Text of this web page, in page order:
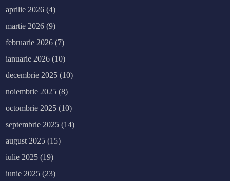
aprilie 2026 (4)
martie 2026 (9)
februarie 2026 (7)
ianuarie 2026 (10)
decembrie 2025 (10)
noiembrie 2025 (8)
octombrie 2025 (10)
septembrie 2025 (14)
august 2025 (15)
iulie 2025 (19)
iunie 2025 (23)